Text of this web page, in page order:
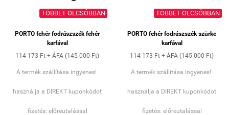
TÖBBET OLCSÓBBAN
PORTO fehér fodrászszék fehér
karfával
114 173 Ft + ÁFA (145 000 Ft)
A termék szállítása ingyenes!
használja a DIREKT kuponkódot
fizetés: előreutalással
TÖBBET OLCSÓBBAN
PORTO fehér fodrászszék szürke
karfával
114 173 Ft + ÁFA (145 000 Ft)
A termék szállítása ingyenes!
használja a DIREKT kuponkódot
fizetés: előreutalással